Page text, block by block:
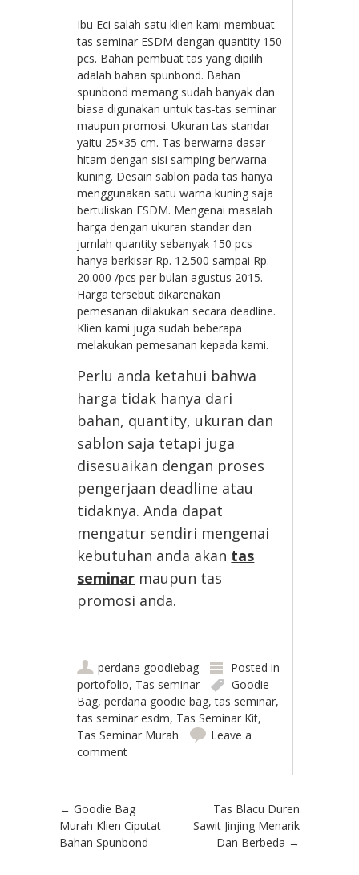
Ibu Eci salah satu klien kami membuat
tas seminar ESDM dengan quantity 150
pcs. Bahan pembuat tas yang dipilih
adalah bahan spunbond. Bahan
spunbond memang sudah banyak dan
biasa digunakan untuk tas-tas seminar
maupun promosi. Ukuran tas standar
yaitu 25×35 cm. Tas berwarna dasar
hitam dengan sisi samping berwarna
kuning. Desain sablon pada tas hanya
menggunakan satu warna kuning saja
bertuliskan ESDM. Mengenai masalah
harga dengan ukuran standar dan
jumlah quantity sebanyak 150 pcs
hanya berkisar Rp. 12.500 sampai Rp.
20.000 /pcs per bulan agustus 2015.
Harga tersebut dikarenakan
pemesanan dilakukan secara deadline.
Klien kami juga sudah beberapa
melakukan pemesanan kepada kami.
Perlu anda ketahui bahwa
harga tidak hanya dari
bahan, quantity, ukuran dan
sablon saja tetapi juga
disesuaikan dengan proses
pengerjaan deadline atau
tidaknya. Anda dapat
mengatur sendiri mengenai
kebutuhan anda akan tas
seminar maupun tas
promosi anda.
perdana goodiebag
Posted in
portofolio, Tas seminar
Goodie
Bag,perdana goodie bag,tas seminar,
tas seminar esdm, Tas Seminar Kit,
Tas Seminar Murah
Leave a
comment
Post navigation
← Goodie Bag
Murah Klien Ciputat
Bahan Spunbond
Tas Blacu Duren
Sawit Jinjing Menarik
Dan Berbeda →